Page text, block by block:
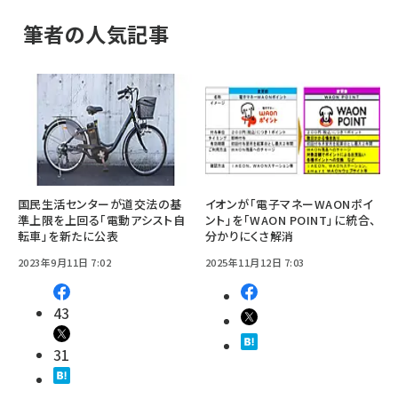
筆者の人気記事
国民生活センターが道交法の基
準上限を上回る「電動アシスト自
転車」を新たに公表
2023年9月11日 7:02
43
31
イオンが「電子マネーWAONポイ
ント」を「WAON POINT」に統合、
分かりにくさ解消
2025年11月12日 7:03